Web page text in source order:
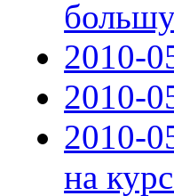
2010-
2010-
2010-
на